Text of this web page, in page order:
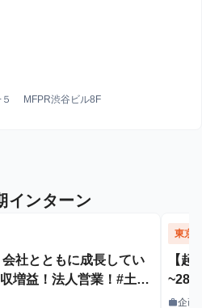
５ MFPR渋谷ビル8F
インターン
会社とともに成長してい
増益！法人営業！#土日
東京
【
~28
＃マ
work企画